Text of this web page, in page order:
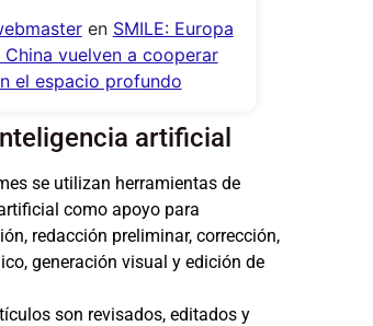
en SMILE: Europa
China vuelven a cooperar
el espacio profundo
artificial
se utilizan herramientas de
como apoyo para
redacción preliminar, corrección,
generación visual y edición de
son revisados, editados y